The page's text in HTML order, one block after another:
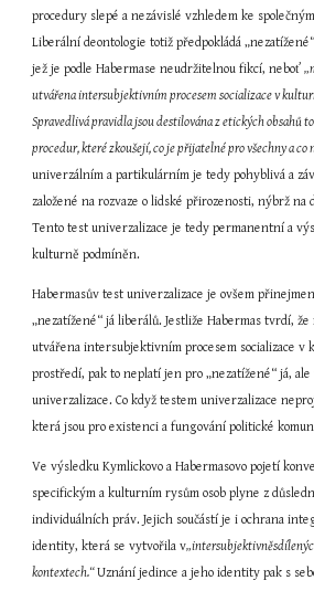
procedury slepé a nezávislé vzhledem ke
Liberální deontologie totiž předpokládá
jež je podle Habermase neudržitelnou fikcí, neboť
utvářena intersubjektivním procesem socializace v
Spravedlivá pravidla jsou destilována z etických obsahů
procedur, které zkoušejí, co je přijatelné pro všechny a co
univerzálním a partikulárním je tedy pohyblivá a
založené na rozvaze o lidské přirozenosti, nýbrž na
Tento test univerzalizace je tedy permanentní a
kulturně podmíněn.
Habermasův test univerzalizace je ovšem
„nezatížené“ já liberálů. Jestliže Habermas tvrdí, že
utvářena intersubjektivním procesem socializace v
prostředí, pak to neplatí jen pro „nezatížené“ já,
univerzalizace. Co když testem univerzalizace
která jsou pro existenci a fungování politické
Ve výsledku Kymlickovo a Habermasovo pojetí
specifickým a kulturním rysům osob plyne z
individuálních práv. Jejich součástí je i ochrana
identity, která se vytvořila v
kontextech.“ Uznání jedince a jeho identity pak s